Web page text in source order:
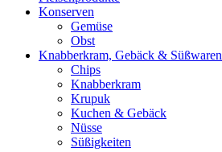
Konserven
Gemüse
Obst
Knabberkram, Gebäck & Süßwaren
Chips
Knabberkram
Krupuk
Kuchen & Gebäck
Nüsse
Süßigkeiten